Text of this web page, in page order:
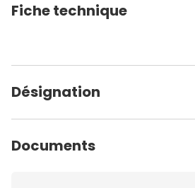
Fiche technique
Désignation
Documents